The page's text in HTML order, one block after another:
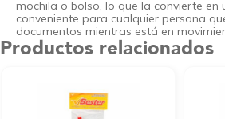
mochila o bolso, lo que la convierte en
conveniente para cualquier persona
documentos mientras está en
Productos relacionados